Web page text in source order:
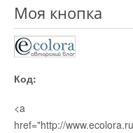
Моя кнопка
Код:
<a
href="http://